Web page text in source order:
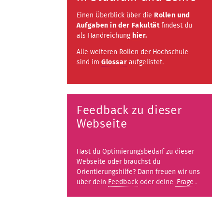
Einen Überblick über die Rollen und
Aufgaben in der Fakultätfindest du
als Handreichung hier.
Alle weiteren Rollen der Hochschule
sind im Glossar aufgelistet.
Feedback zu dieser
Webseite
Hast du Optimierungsbedarf zu dieser
Webseite oder brauchst du
Orientierungshilfe? Dann freuen wir uns
über dein Feedbackoder deine Frage .